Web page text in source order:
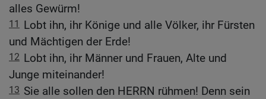
alles Gewürm!
11
Lobt ihn, ihr Könige und alle Völker, ihr Fürsten
und Mächtigen der Erde!
12 Lobt ihn, ihr Männer und Frauen, Alte und
Junge miteinander!
13 Sie alle sollen den HERRN rühmen! Denn sein